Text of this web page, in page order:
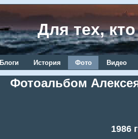
Для тех,
Блоги История Фото Видео
Фотоальбом
1986